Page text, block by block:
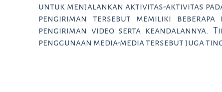
untuk menjalankan aktivitas-aktivitas
pengiriman tersebut memiliki beberapa
pengiriman video serta keandalannya.
penggunaan media-media tersebut juga